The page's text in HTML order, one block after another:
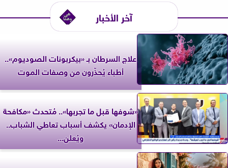
آخر الأخبار
علاج السرطان بـ «بيكربونات الصوديوم»..
أطباء يُحذّرون من وصفات الموت
«شوفها قبل ما تجربها».. مُتحدث «مكافحة
الإدمان» يكشف أسباب تعاطي الشباب..
ويُعلن...